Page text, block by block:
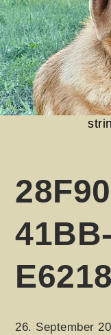
26. September